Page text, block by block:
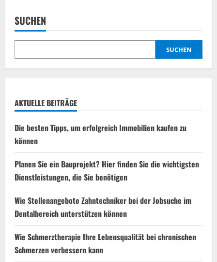
SUCHEN
SUCHEN
AKTUELLE BEITRÄGE
Die besten Tipps, um erfolgreich Immobilien kaufen zu
können
Planen Sie ein Bauprojekt? Hier finden Sie die wichtigsten
Dienstleistungen, die Sie benötigen
Wie Stellenangebote Zahntechniker bei der Jobsuche im
Dentalbereich unterstützen können
Wie Schmerztherapie Ihre Lebensqualität bei chronischen
Schmerzen verbessern kann